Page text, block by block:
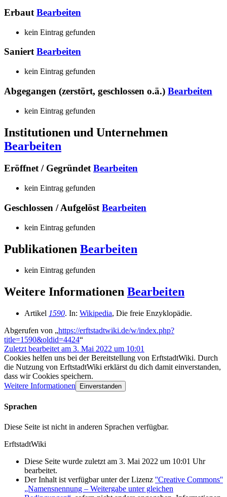
Erbaut Bearbeiten
kein Eintrag gefunden
Saniert Bearbeiten
kein Eintrag gefunden
Abgegangen (zerstört, geschlossen o.ä.) Bearbeiten
kein Eintrag gefunden
Institutionen und Unternehmen
Bearbeiten
Eröffnet / Gegründet Bearbeiten
kein Eintrag gefunden
Geschlossen / Aufgelöst Bearbeiten
kein Eintrag gefunden
Publikationen Bearbeiten
kein Eintrag gefunden
Weitere Informationen Bearbeiten
Artikel 1590. In: Wikipedia, Die freie Enzyklopädie.
Abgerufen von „https://erftstadtwiki.de/w/index.php?
title=1590&oldid=4424“
Zuletzt bearbeitet am 3. Mai 2022 um 10:01
Cookies helfen uns bei der Bereitstellung von ErftstadtWiki. Durch
die Nutzung von ErftstadtWiki erklärst du dich damit einverstanden,
dass wir Cookies speichern.
Weitere Informationen
Einverstanden
Sprachen
Diese Seite ist nicht in anderen Sprachen verfügbar.
ErftstadtWiki
Diese Seite wurde zuletzt am 3. Mai 2022 um 10:01 Uhr
bearbeitet.
Der Inhalt ist verfügbar unter der Lizenz ''Creative Commons''
„Namensnennung – Weitergabe unter gleichen